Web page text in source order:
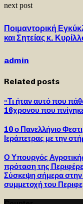
next post
Ποιμαντορική
και Σητείας κ.
admin
Related posts
«Τι ήταν αυτό που
16χρονου που
10 ο Πανελλήνιο
Ιεράπετρας με την
Ο Υπουργός
πρόταση της
Σύσκεψη σήμερα στην
συμμετοχή του